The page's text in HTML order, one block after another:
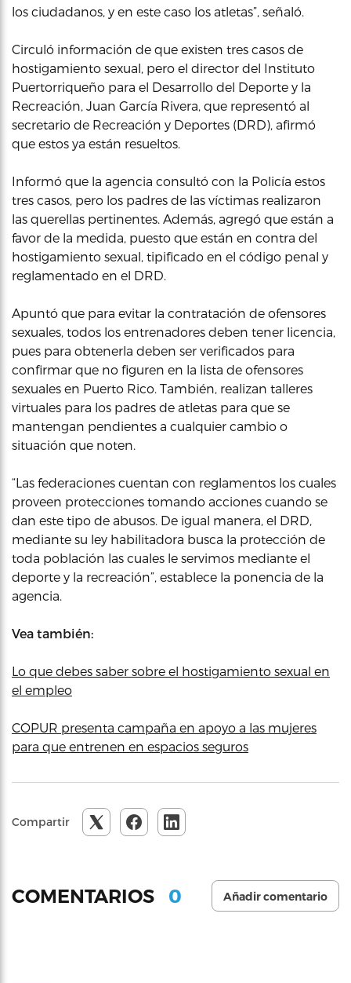
los ciudadanos, y en este caso los atletas”, señaló.
Circuló información de que existen tres casos de
hostigamiento sexual, pero el director del Instituto
Puertorriqueño para el Desarrollo del Deporte y la
Recreación, Juan García Rivera, que representó al
secretario de Recreación y Deportes (DRD), afirmó
que estos ya están resueltos.
Informó que la agencia consultó con la Policía estos
tres casos, pero los padres de las víctimas realizaron
las querellas pertinentes. Además, agregó que están a
favor de la medida, puesto que están en contra del
hostigamiento sexual, tipificado en el código penal y
reglamentado en el DRD.
Apuntó que para evitar la contratación de ofensores
sexuales, todos los entrenadores deben tener licencia,
pues para obtenerla deben ser verificados para
confirmar que no figuren en la lista de ofensores
sexuales en Puerto Rico. También, realizan talleres
virtuales para los padres de atletas para que se
mantengan pendientes a cualquier cambio o
situación que noten.
“Las federaciones cuentan con reglamentos los cuales
proveen protecciones tomando acciones cuando se
dan este tipo de abusos. De igual manera, el DRD,
mediante su ley habilitadora busca la protección de
toda población las cuales le servimos mediante el
deporte y la recreación”, establece la ponencia de la
agencia.
Vea también:
Lo que debes saber sobre el hostigamiento sexual en
el empleo
COPUR presenta campaña en apoyo a las mujeres
para que entrenen en espacios seguros
Compartir
COMENTARIOS 0 Añadir comentario